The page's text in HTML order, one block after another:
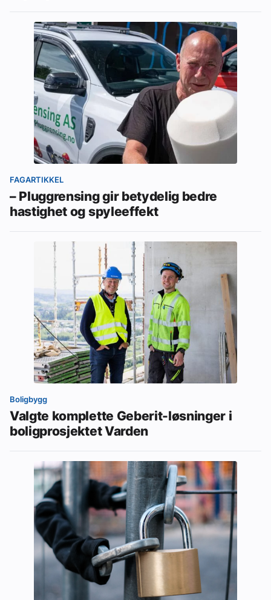
FAGARTIKKEL
– Pluggrensing gir betydelig bedre
hastighet og spyleeffekt
Boligbygg
Valgte komplette Geberit-løsninger i
boligprosjektet Varden